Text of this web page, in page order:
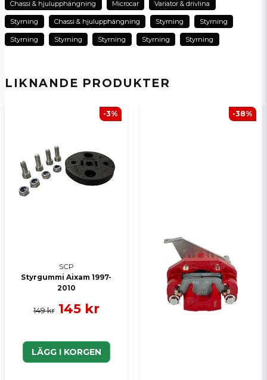
LIKNANDE PRODUKTER
SCP
Styrgummi Aixam 1997-
2010
149 kr 145 kr
LÄGG I KORGEN
-3% -38%
Skicka en fråga
Chassi & hjulupphängning Microcar Variator & drivlina
Styrning Chassi & hjulupphängning Styrning Styrning
Styrning Styrning Styrning Styrning Styrning